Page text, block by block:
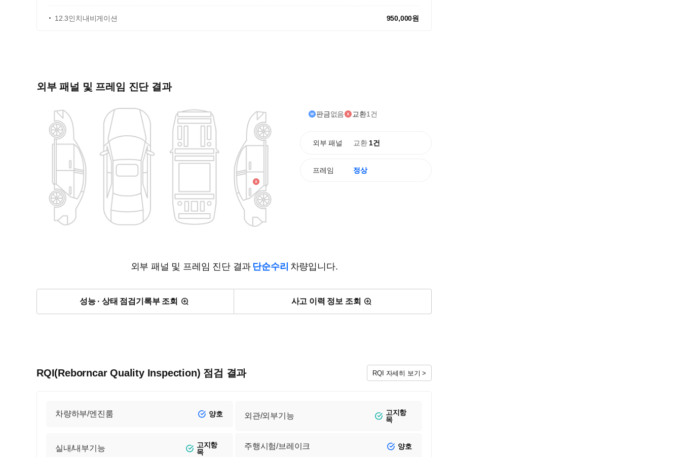
12.3인치내비게이션 950,000원
외부 패널 및 프레임 진단 결과
판금없음 교환1건
외부 패널 교환 1건
프레임 정상
외부 패널 및 프레임 진단 결과 단순수리 차량입니다.
성능 · 상태 점검기록부 조회 사고 이력 정보 조회
RQI(Reborncar Quality Inspection) 점검 결과 RQI 자세히 보기 >
차량하부/엔진룸 양호 외관/외부기능
고지항
목
실내/내부기능
고지항
목
주행시험/브레이크 양호